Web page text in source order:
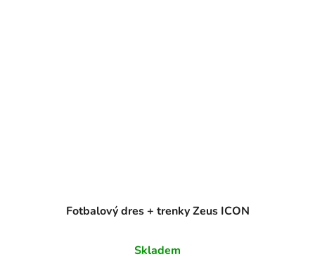
Fotbalový dres + trenky Zeus ICON
Skladem